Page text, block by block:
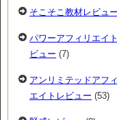
そこそこ教材レビュー
パワーアフィリエイ
ビュー (7)
アンリミテッドアフ
エイトレビュー (53)